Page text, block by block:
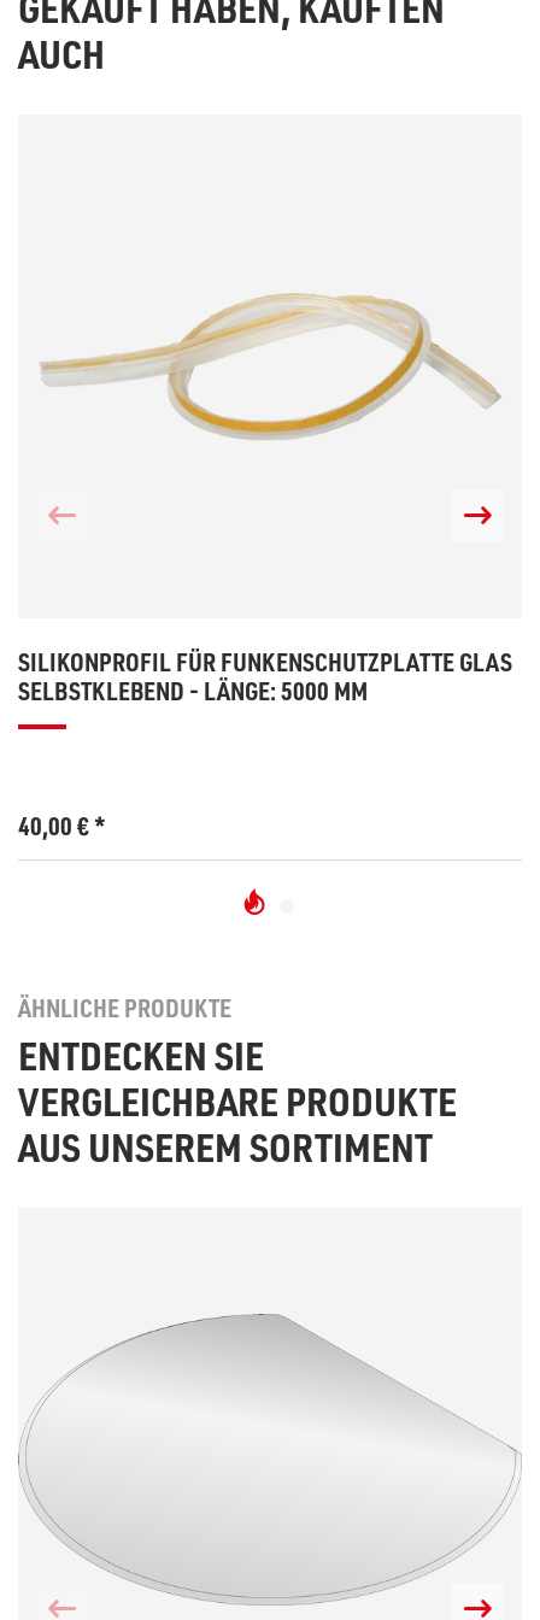
AUCH
SILIKONPROFIL FÜR FUNKENSCHUTZPLATTE GLAS
SELBSTKLEBEND - LÄNGE: 5000 MM
40,00€*
ÄHNLICHE PRODUKTE
ENTDECKEN SIE
VERGLEICHBARE PRODUKTE
AUS UNSEREM SORTIMENT